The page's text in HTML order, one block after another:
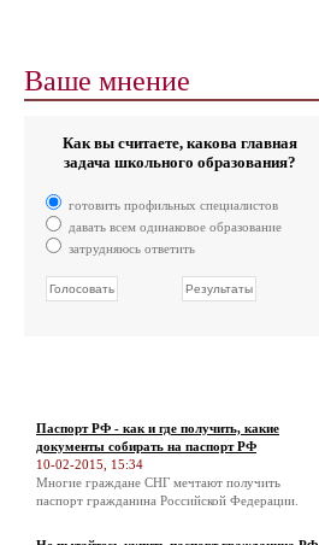
Ваше мнение
Как вы считаете, какова главная
задача школьного образования?
готовить профильных специалистов
давать всем одинаковое образование
затрудняюсь ответить
Паспорт РФ - как и где получить, какие
документы собирать на паспорт РФ
10-02-2015, 15:34
Многие граждане СНГ мечтают получить
паспорт гражданина Российской Федерации.